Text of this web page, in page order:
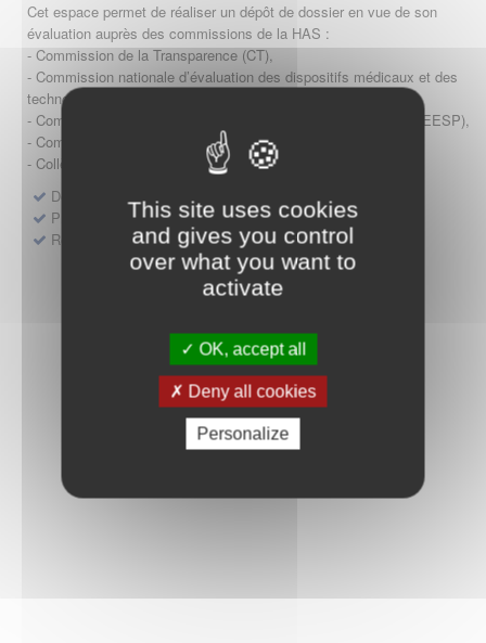
This site uses cookies
and gives you control
over what you want to
activate
OK, accept all
Deny all cookies
Personalize
Cet espace permet de réaliser un dépôt de dossier en vue de son
évaluation auprès des commissions de la HAS :
- Commission de la Transparence (CT),
- Commission nationale d’évaluation des dispositifs médicaux et des
technologies de santé (CNEDiMTS),
- Commission d'évaluation économique et de santé publique (CEESP),
- Commission technique des vaccinations (CTV)
- Collège HAS (Forfait innovation : DM, DM-DIV, actes)
Dépôt d'un dossier pour un produit de santé
Protocoles d'études post-inscription
Rencontres précoces